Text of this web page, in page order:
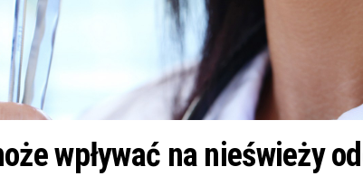
wpływać na nieświeży